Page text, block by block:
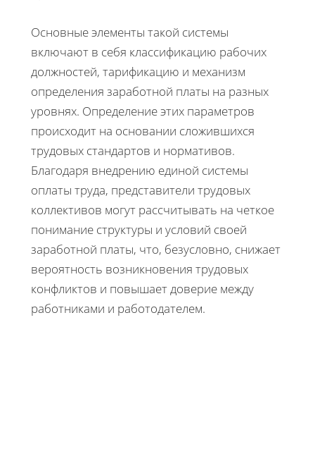
Основные элементы такой системы
включают в себя классификацию рабочих
должностей, тарификацию и механизм
определения заработной платы на разных
уровнях. Определение этих параметров
происходит на основании сложившихся
трудовых стандартов и нормативов.
Благодаря внедрению единой системы
оплаты труда, представители трудовых
коллективов могут рассчитывать на четкое
понимание структуры и условий своей
заработной платы, что, безусловно, снижает
вероятность возникновения трудовых
конфликтов и повышает доверие между
работниками и работодателем.